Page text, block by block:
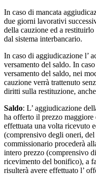
In caso di mancata
due giorni lavorativi
della cauzione ed a
dal sistema interbancario.
In caso di aggiudicazione l’
versamento del saldo. In
versamento del saldo, nei
cauzione verrà trattenuto
diritti sulla restituzione,
Saldo: L’ aggiudicazione
ha offerto il prezzo maggiore
effettuata una volta ricevuto
(comprensivo degli oneri,
commissionario procederà
intero prezzo (comprensivo
ricevimento del bonifico), a
risulterà avere effettuato l’